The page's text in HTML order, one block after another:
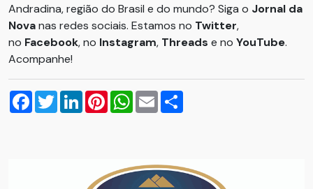
Andradina, região do Brasil e do mundo? Siga o Jornal da
Novanas redes sociais. Estamos no Twitter,
no Facebook, no Instagram, Threads e no YouTube.
Acompanhe!
Facebook
TwitterLinkedInPinterestWhatsApp
Email